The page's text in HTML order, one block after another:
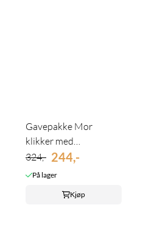
Gavepakke Mor
klikker med
sjokoladehjerter
324,- 244,-
På lager
Kjøp